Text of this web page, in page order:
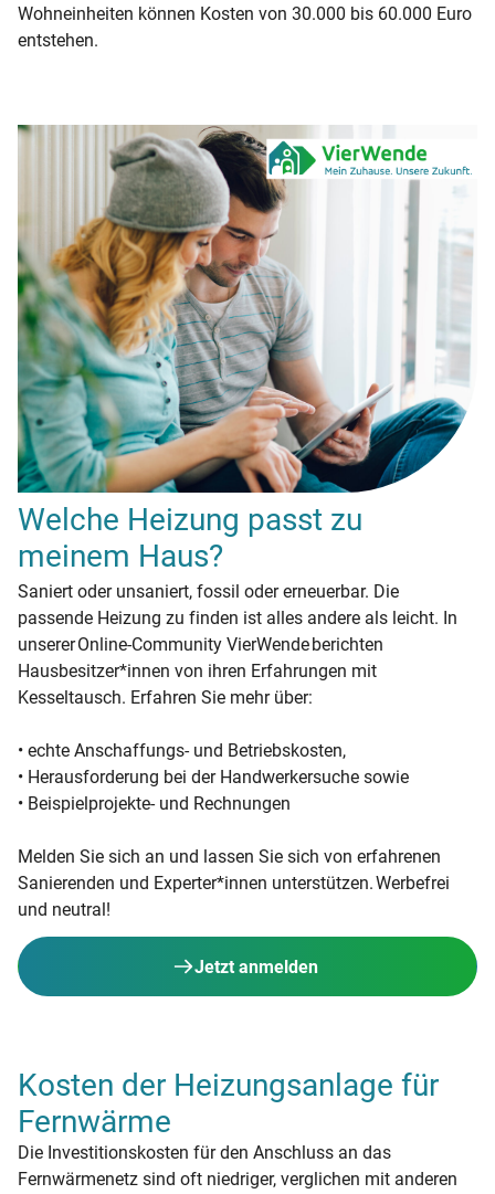
Wohneinheiten können Kosten von 30.000 bis 60.000 Euro
entstehen.
Welche Heizung passt zu
meinem Haus?
Saniert oder unsaniert, fossil oder erneuerbar. Die
passende Heizung zu finden ist alles andere als leicht. In
unserer Online-Community VierWende berichten
Hausbesitzer*innen von ihren Erfahrungen mit
Kesseltausch. Erfahren Sie mehr über:
• echte Anschaffungs- und Betriebskosten,
• Herausforderung bei der Handwerkersuche sowie
• Beispielprojekte- und Rechnungen
Melden Sie sich an und lassen Sie sich von erfahrenen
Sanierenden und Experter*innen unterstützen. Werbefrei
und neutral!
Jetzt anmelden
Kosten der Heizungsanlage für
Fernwärme
Die Investitionskosten für den Anschluss an das
Fernwärmenetz sind oft niedriger, verglichen mit anderen